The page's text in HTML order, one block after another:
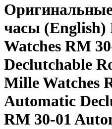
часы
Watches RM
Declutchable
Mille Watches
Automatic
RM 30-01